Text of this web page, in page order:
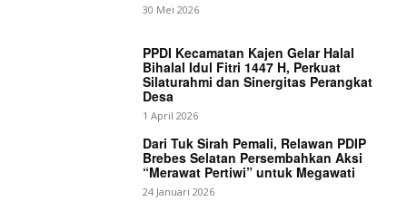
30 Mei 2026
PPDI Kecamatan Kajen Gelar Halal
Bihalal Idul Fitri 1447 H, Perkuat
Silaturahmi dan Sinergitas Perangkat
Desa
1 April 2026
Dari Tuk Sirah Pemali, Relawan PDIP
Brebes Selatan Persembahkan Aksi
“Merawat Pertiwi” untuk Megawati
24 Januari 2026